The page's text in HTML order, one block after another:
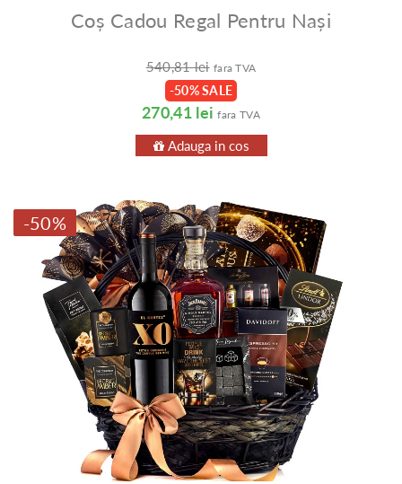
Coș Cadou Regal Pentru Nași
540,81 lei fara TVA
-50% SALE
270,41 lei fara TVA
Adauga in cos
-50%